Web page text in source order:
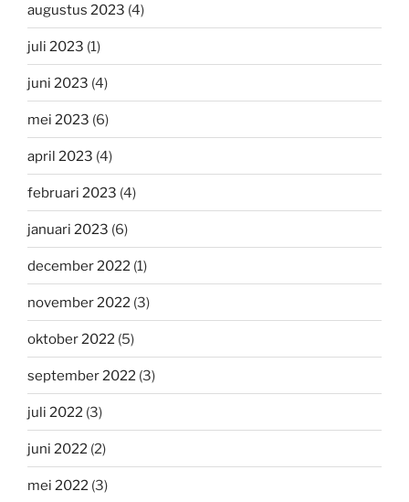
augustus 2023 (4)
juli 2023 (1)
juni 2023 (4)
mei 2023 (6)
april 2023 (4)
februari 2023 (4)
januari 2023 (6)
december 2022 (1)
november 2022 (3)
oktober 2022 (5)
september 2022 (3)
juli 2022 (3)
juni 2022 (2)
mei 2022 (3)